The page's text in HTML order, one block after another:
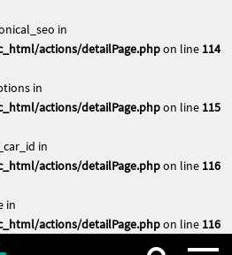
in
actions/detailPage.phpon line 114
in
actions/detailPage.phpon line 115
in
actions/detailPage.phpon line 116
in
actions/detailPage.phpon line 116